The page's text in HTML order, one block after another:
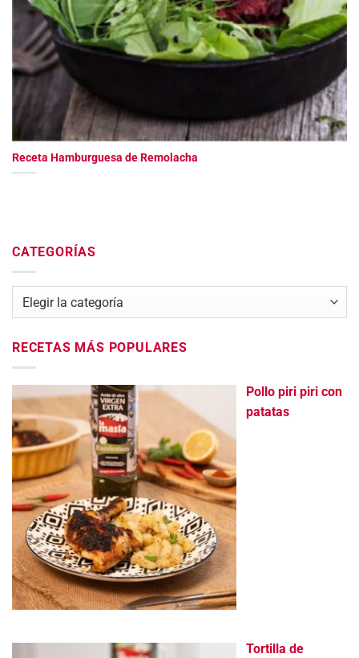
Receta Hamburguesa de Remolacha
CATEGORÍAS
Categorías
RECETAS MÁS POPULARES
Pollo piri piri con
patatas
Tortilla de